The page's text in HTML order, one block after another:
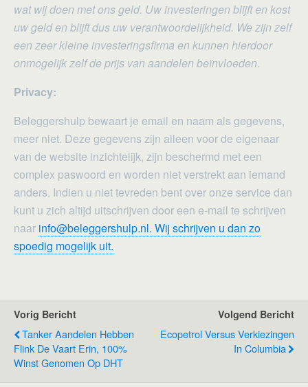
wat wij doen met ons geld. Uw investeringen blijft en kost
uw geld en blijft dus uw verantwoordelijkheid. We zijn zelf
een zeer kleine investeringsfirma en kunnen hierdoor
onmogelijk zelf de prijs van aandelen beïnvloeden.
Privacy:
Beleggershulp bewaart je email en naam als gegevens,
meer niet. Deze gegevens zijn alleen voor de eigenaar
van de website inzichtelijk, zijn beschermd met een
complex paswoord en worden niet verstrekt aan iemand
anders. Indien u niet tevreden bent over onze service dan
kunt u zich altijd uitschrijven door een e-mail te schrijven
naar info@beleggershulp.nl. Wij schrijven u dan zo
spoedig mogelijk uit.
Vorig Bericht
Tanker Aandelen Hebben
Flink De Vaart Erin, 100%
Winst Genomen Op DHT
Volgend Bericht
Ecopetrol Versus Verkiezingen
In Columbia